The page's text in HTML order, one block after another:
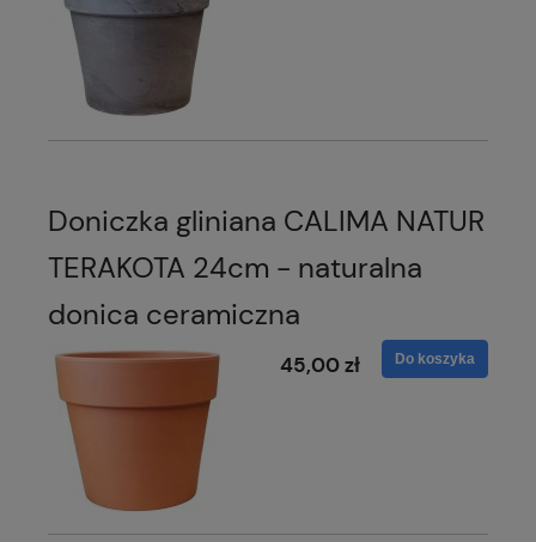
Doniczka gliniana CALIMA NATUR
TERAKOTA 24cm - naturalna
donica ceramiczna
45,00 zł Do koszyka